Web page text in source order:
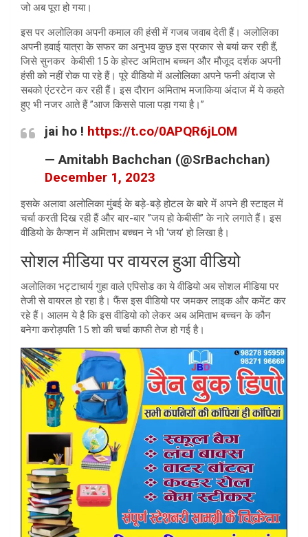
जो अब पूरा हो गया।
इस पर अलोलिका अपनी कमाल की हंसी में गजब जवाब देती हैं। अलोलिका
अपनी हवाई यात्रा के सफर का अनुभव कुछ इस प्रकार से बयां कर रही हैं,
जिसे सुनकर केबीसी 15 के होस्ट अमिताभ बच्चन और मौजूद दर्शक अपनी
हंसी को नहीं रोक पा रहे हैं। पूरे वीडियो में अलोलिका अपने फनी अंदाज से
सबको एंटरटेन कर रही हैं। इस दौरान अमिताभ मजाकिया अंदाज में ये कहते
हुए भी नजर आते हैं ”आज किससे पाला पड़ा गया है।”
jai ho ! https://t.co/0APQR6jLOM
— Amitabh Bachchan (@SrBachchan)
December 1, 2023
इसके अलावा अलोलिका मुंबई के बड़े-बड़े होटल के बारे में अपने ही स्टाइल में
चर्चा करती दिख रही हैं और बार-बार ”जय हो केबीसी” के नारे लगाते हैं। इस
वीडियो के कैप्शन में अमिताभ बच्चन ने भी ‘जय’ हो लिखा है।
सोशल मीडिया पर वायरल हुआ वीडियो
अलोलिका भट्टाचार्य गुहा वाले एपिसोड का ये वीडियो अब सोशल मीडिया पर
तेजी से वायरल हो रहा है। फैंस इस वीडियो पर जमकर लाइक और कमेंट कर
रहे हैं। आलम ये है कि इस वीडियो को लेकर अब अमिताभ बच्चन के कौन
बनेगा करोड़पति 15 शो की चर्चा काफी तेज हो गई है।